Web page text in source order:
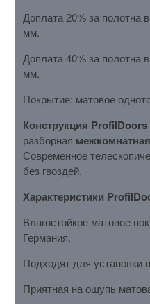
Доплата 20% за полотна
мм.
Доплата 40% за полотна
мм.
Покрытие: матовое
Конструкция ProfilDoors
разборная
Современное
без гвоздей.
Характеристики
Влагостойкое матовое
Германия.
Подходят для установки
Приятная на ощупь